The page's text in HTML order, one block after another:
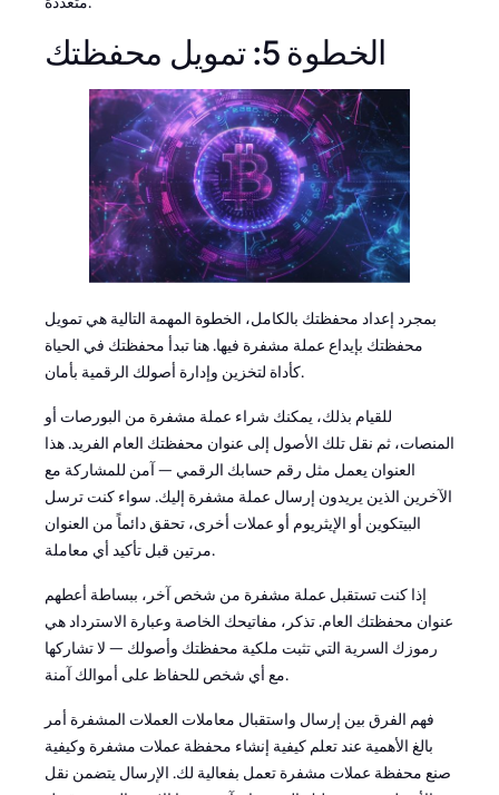
الخطوة 5: تمويل محفظتك
بمجرد إعداد محفظتك بالكامل، الخطوة المهمة التالية هي تمويل
محفظتك بإيداع عملة مشفرة فيها. هنا تبدأ محفظتك في الحياة
كأداة لتخزين وإدارة أصولك الرقمية بأمان.
للقيام بذلك، يمكنك شراء عملة مشفرة من البورصات أو
المنصات، ثم نقل تلك الأصول إلى عنوان محفظتك العام الفريد. هذا
العنوان يعمل مثل رقم حسابك الرقمي — آمن للمشاركة مع
الآخرين الذين يريدون إرسال عملة مشفرة إليك. سواء كنت ترسل
البيتكوين أو الإيثريوم أو عملات أخرى، تحقق دائماً من العنوان
مرتين قبل تأكيد أي معاملة.
إذا كنت تستقبل عملة مشفرة من شخص آخر، ببساطة أعطهم
عنوان محفظتك العام. تذكر، مفاتيحك الخاصة وعبارة الاسترداد هي
رموزك السرية التي تثبت ملكية محفظتك وأصولك — لا تشاركها
مع أي شخص للحفاظ على أموالك آمنة.
فهم الفرق بين إرسال واستقبال معاملات العملات المشفرة أمر
بالغ الأهمية عند تعلم كيفية إنشاء محفظة عملات مشفرة وكيفية
صنع محفظة عملات مشفرة تعمل بفعالية لك. الإرسال يتضمن نقل